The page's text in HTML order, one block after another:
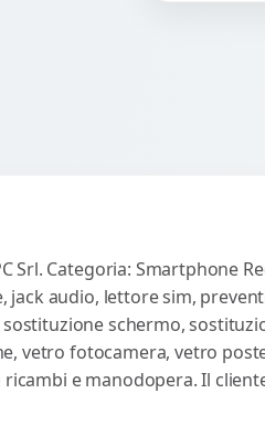
Srl. Categoria: Smartphone
audio, lettore sim,
schermo,
vetro fotocamera, vetro
e manodopera. Il